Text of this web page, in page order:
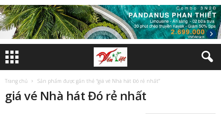
Trang chủ Sản phẩm được gắn thẻ “giá vé Nhà hát Đó rẻ nhất”
giá vé Nhà hát Đó rẻ nhất